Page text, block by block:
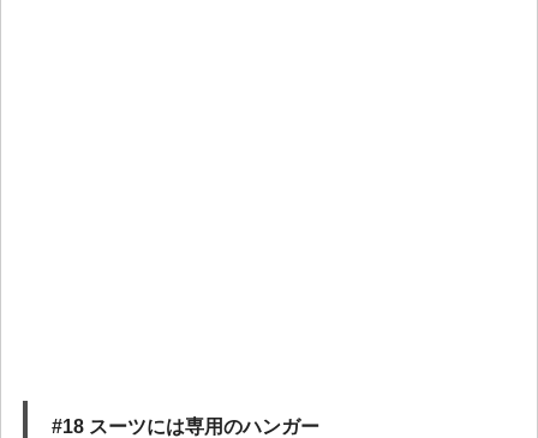
#18 スーツには専用のハンガー